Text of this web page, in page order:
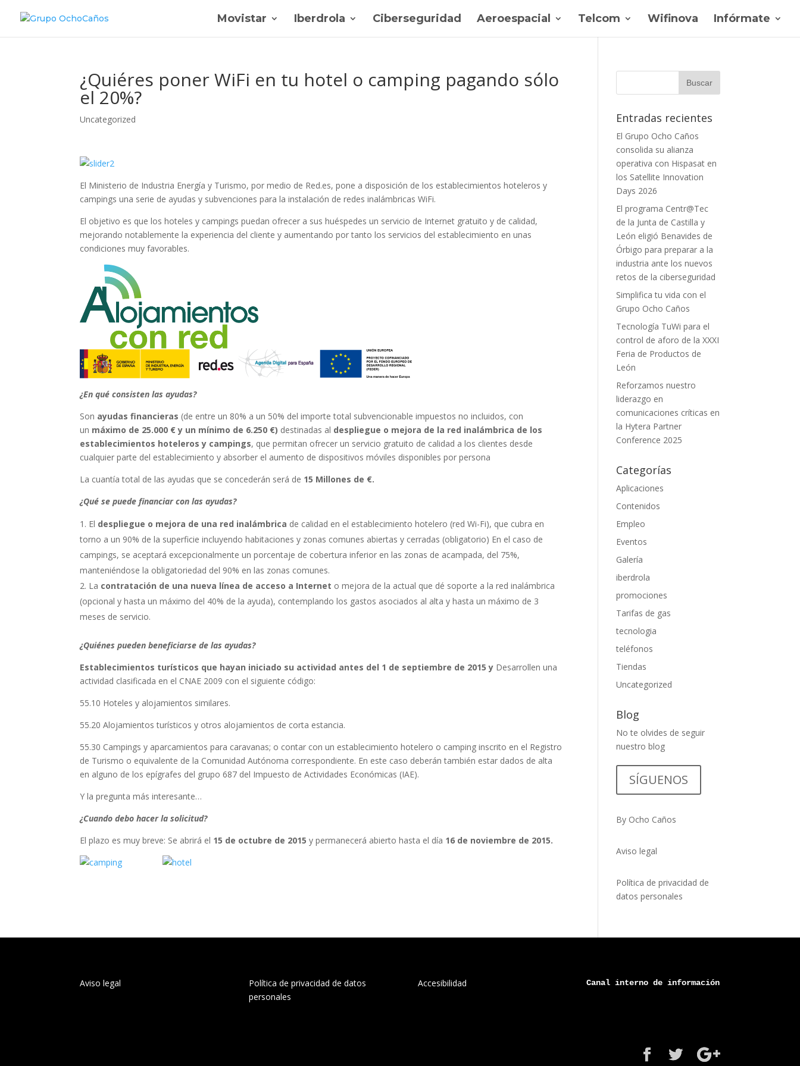
Movistar Iberdrola Ciberseguridad Aeroespacial Telcom Wifinova Infórmate
¿Quiéres poner WiFi en tu hotel o camping pagando sólo
el 20%?
Uncategorized
El Ministerio de Industria Energía y Turismo, por medio de Red.es, pone a disposición de los establecimientos hoteleros y
campings una serie de ayudas y subvenciones para la instalación de redes inalámbricas WiFi.
El objetivo es que los hoteles y campings puedan ofrecer a sus huéspedes un servicio de Internet gratuito y de calidad,
mejorando notablemente la experiencia del cliente y aumentando por tanto los servicios del establecimiento en unas
condiciones muy favorables.
¿En qué consisten las ayudas?
Son ayudas financieras (de entre un 80% a un 50% del importe total subvencionable impuestos no incluidos, con
un máximo de 25.000 €y un mínimo de 6.250 €) destinadas al despliegue o mejora de la red inalámbrica de los
establecimientos hoteleros y campings, que permitan ofrecer un servicio gratuito de calidad a los clientes desde
cualquier parte del establecimiento y absorber el aumento de dispositivos móviles disponibles por persona
La cuantía total de las ayudas que se concederán será de 15 Millones de €.
¿Qué se puede financiar con las ayudas?
El despliegue o mejora de una red inalámbrica de calidad en el establecimiento hotelero (red Wi-Fi), que cubra en
torno a un 90% de la superficie incluyendo habitaciones y zonas comunes abiertas y cerradas (obligatorio) En el caso de
campings, se aceptará excepcionalmente un porcentaje de cobertura inferior en las zonas de acampada, del 75%,
manteniéndose la obligatoriedad del 90% en las zonas comunes.
La contratación de una nueva línea de acceso a Internet o mejora de la actual que dé soporte a la red inalámbrica
(opcional y hasta un máximo del 40% de la ayuda), contemplando los gastos asociados al alta y hasta un máximo de 3
meses de servicio.
¿Quiénes pueden beneficiarse de las ayudas?
Establecimientos turísticos que hayan iniciado su actividad antes del 1 de septiembre de 2015 y Desarrollen una
actividad clasificada en el CNAE 2009 con el siguiente código:
55.10 Hoteles y alojamientos similares.
55.20 Alojamientos turísticos y otros alojamientos de corta estancia.
55.30 Campings y aparcamientos para caravanas; o contar con un establecimiento hotelero o camping inscrito en el Registro
de Turismo o equivalente de la Comunidad Autónoma correspondiente. En este caso deberán también estar dados de alta
en alguno de los epígrafes del grupo 687 del Impuesto de Actividades Económicas (IAE).
Y la pregunta más interesante…
¿Cuando debo hacer la solicitud?
El plazo es muy breve: Se abrirá el 15 de octubre de 2015 y permanecerá abierto hasta el día 16 de noviembre de 2015.
Entradas recientes
El Grupo Ocho Caños
consolida su alianza
operativa con Hispasat en
los Satellite Innovation
Days 2026
El programa Centr@Tec
de la Junta de Castilla y
León eligió Benavides de
Órbigo para preparar a la
industria ante los nuevos
retos de la ciberseguridad
Simplifica tu vida con el
Grupo Ocho Caños
Tecnología TuWi para el
control de aforo de la XXXI
Feria de Productos de
León
Reforzamos nuestro
liderazgo en
comunicaciones críticas en
la Hytera Partner
Conference 2025
Categorías
Aplicaciones
Contenidos
Empleo
Eventos
Galería
iberdrola
promociones
Tarifas de gas
tecnologia
teléfonos
Tiendas
Uncategorized
Blog
No te olvides de seguir
nuestro blog
SÍGUENOS
By Ocho Caños
Aviso legal
Política de privacidad de
datos personales
Aviso legal
Política de privacidad de datos
personales
Accesibilidad Canal interno de información